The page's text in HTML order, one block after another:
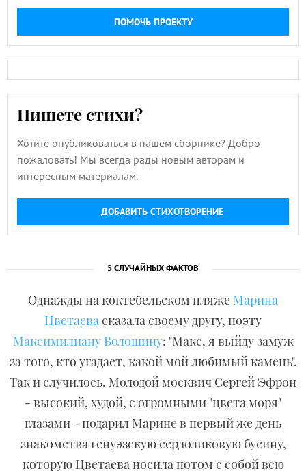
ПОМОЧЬ ПРОЕКТУ
Пишете стихи?
Хотите опубликоваться в нашем сборнике? Добро
пожаловать! Мы всегда рады новым авторам и
интересным материалам.
ДОБАВИТЬ СТИХОТВОРЕНИЕ
5 СЛУЧАЙНЫХ ФАКТОВ
Однажды на коктебельском пляже Марина
Цветаевасказала своему другу, поэту
Максимилиану Волошину: "Макс, я выйду замуж
за того, кто угадает, какой мой любимый камень".
Так и случилось. Молодой москвич Сергей Эфрон
- высокий, худой, с огромными "цвета моря"
глазами - подарил Марине в первый же день
знакомства генуэзскую сердоликовую бусину,
которую Цветаева носила потом с собой всю